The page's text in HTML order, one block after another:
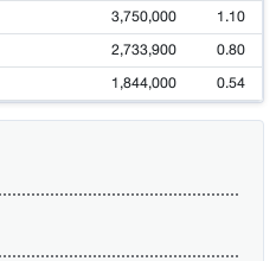
3,750,000 1.10
2,733,900 0.80
1,844,000 0.54